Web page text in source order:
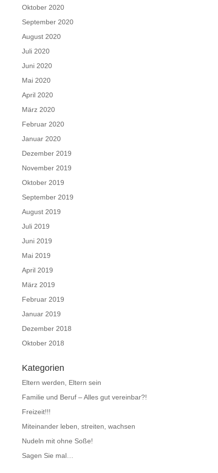
Oktober 2020
September 2020
August 2020
Juli 2020
Juni 2020
Mai 2020
April 2020
März 2020
Februar 2020
Januar 2020
Dezember 2019
November 2019
Oktober 2019
September 2019
August 2019
Juli 2019
Juni 2019
Mai 2019
April 2019
März 2019
Februar 2019
Januar 2019
Dezember 2018
Oktober 2018
Kategorien
Eltern werden, Eltern sein
Familie und Beruf – Alles gut vereinbar?!
Freizeit!!!
Miteinander leben, streiten, wachsen
Nudeln mit ohne Soße!
Sagen Sie mal…